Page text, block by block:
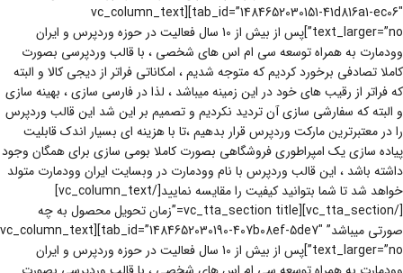
tab_id=”1484652030151-41d816a1-ec06″][vc_column_text
text_larger=”no”]پس از بیش از 10 سال فعالیت در حوزه وردپرس و ایران
وودمارت به همراه توسعه سی ام اس های شخصی ، با قالب وردپرسی بصورت
کاملا تصادفی برخورد کردیم که متوجه شدیم ، امکاناتی فراتر از دیجی کالا و البته
که فراتر از رقیب های خود در این زمینه میباشد ، لذا در فارسی سازی ، بهینه سازی
و البته که سفارشی سازی آن تردید نکردیم و تصمیم بر این شد این قالب وردپرس
را در معتبرترین مارکت وردپرس قرار بدهیم ،تا با هزینه ای بسیار اندک قابلیت
پیاده سازی یک امپراطوری فروشگاهی بصورت کاملا بومی سازی برای همگان وجود
داشته باشد ، این قالب وردپرس با نام وودمارت در وبسایت ایران وودمارت متولد
خواهد شد تا شما بتوانید کیفیت را مقایسه نمایید[/vc_column_text]
[/vc_tta_section][vc_tta_section title=”زمان تحویل محصول به چه
صورتی میباشد” tab_id=”1484652030190-407b08ef-5de7″][vc_column_text
text_larger=”no”]پس از بیش از 10 سال فعالیت در حوزه وردپرس و ایران